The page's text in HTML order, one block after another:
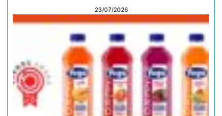
23/07/2026